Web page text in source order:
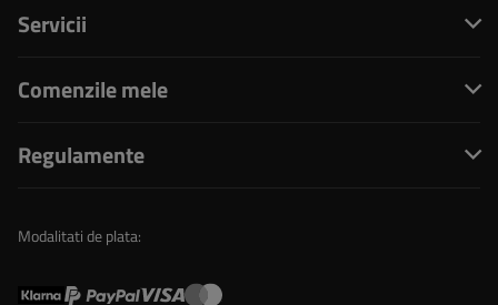
Servicii
Comenzile mele
Regulamente
Modalitati de plata: